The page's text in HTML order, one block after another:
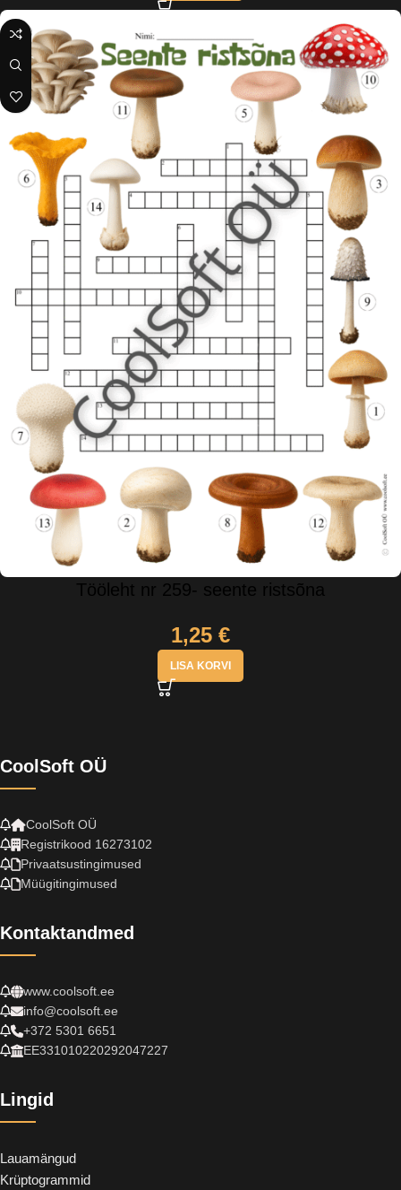
Tööleht nr 259- seente ristsõna
1,25 €
LISA KORVI
CoolSoft OÜ
CoolSoft OÜ
Registrikood 16273102
Privaatsustingimused
Müügitingimused
Kontaktandmed
www.coolsoft.ee
info@coolsoft.ee
+372 5301 6651
EE331010220292047227
Lingid
Lauamängud
Krüptogrammid